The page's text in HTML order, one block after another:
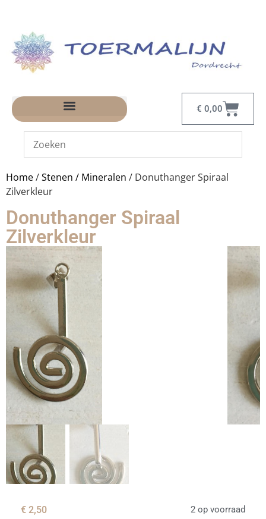
€ 0,00
Home/Stenen / Mineralen / Donuthanger Spiraal
Zilverkleur
Donuthanger Spiraal
Zilverkleur
€ 2,50 2 op voorraad